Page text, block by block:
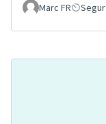
Marc FR Segur